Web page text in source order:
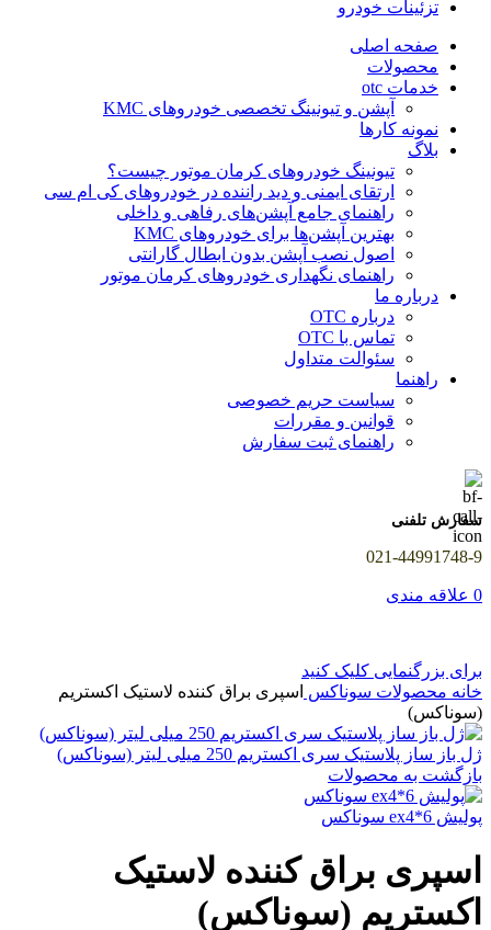
تزئینات خودرو
صفحه اصلی
محصولات
خدمات otc
آپشن و تیونینگ تخصصی خودروهای KMC
نمونه کارها
بلاگ
تیونینگ خودروهای کرمان موتور چیست؟
ارتقای ایمنی و دید راننده در خودروهای کی ام سی
راهنمای جامع آپشن‌های رفاهی و داخلی
بهترین آپشن‌ها برای خودروهای KMC
اصول نصب آپشن بدون ابطال گارانتی
راهنمای نگهداری خودروهای کرمان موتور
درباره ما
درباره OTC
تماس با OTC
سئوالت متداول
راهنما
سیاست حریم خصوصی
قوانین و مقررات
راهنمای ثبت سفارش
سفارش تلفنی
021-44991748-9
0 علاقه مندی
برای بزرگنمایی کلیک کنید
خانه محصولات سوناکس اسپری براق کننده لاستیک اکستریم
(سوناکس)
ژل باز ساز پلاستیک سری اکستریم 250 میلی لیتر (سوناکس)
بازگشت به محصولات
پولیش ex4*6 سوناکس
اسپری براق کننده لاستیک
اکستریم (سوناکس)